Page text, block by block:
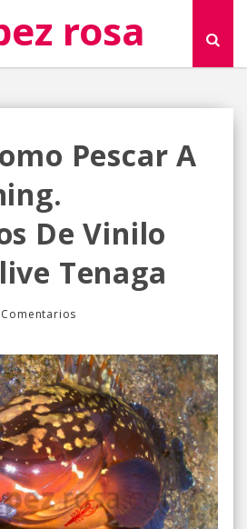
rosa
Pescar A
De Vinilo
Tenaga